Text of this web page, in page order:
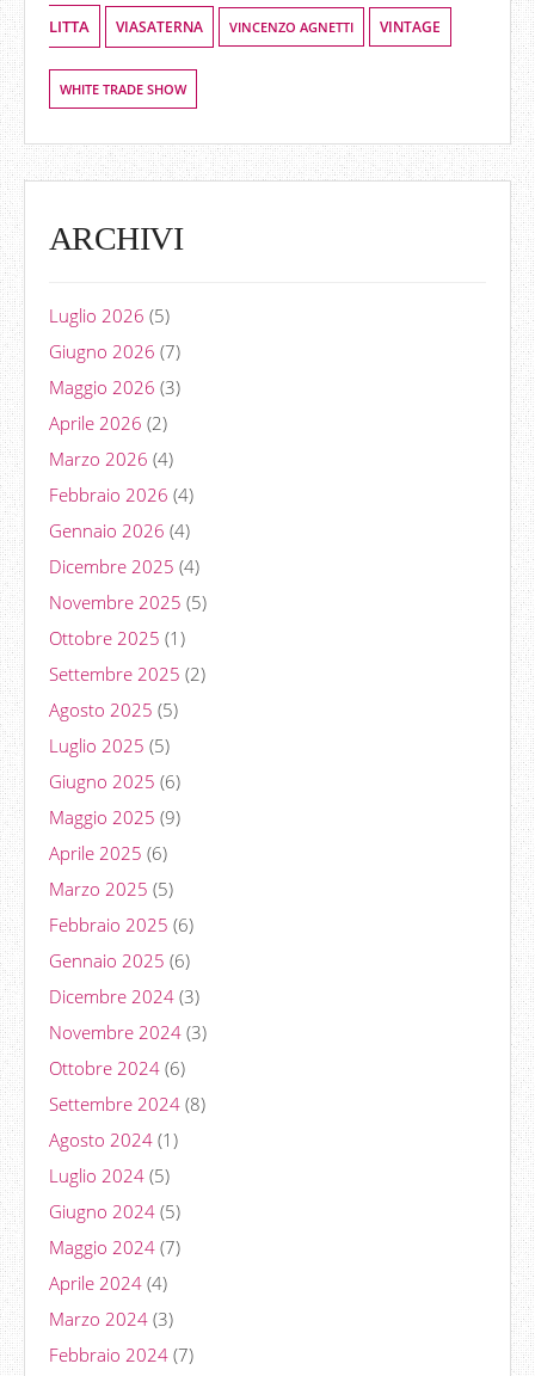
LITTA VIASATERNA VINCENZO AGNETTI VINTAGE
WHITE TRADE SHOW
ARCHIVI
Luglio 2026 (5)
Giugno 2026 (7)
Maggio 2026 (3)
Aprile 2026 (2)
Marzo 2026 (4)
Febbraio 2026 (4)
Gennaio 2026 (4)
Dicembre 2025 (4)
Novembre 2025 (5)
Ottobre 2025 (1)
Settembre 2025 (2)
Agosto 2025 (5)
Luglio 2025 (5)
Giugno 2025 (6)
Maggio 2025 (9)
Aprile 2025 (6)
Marzo 2025 (5)
Febbraio 2025 (6)
Gennaio 2025 (6)
Dicembre 2024 (3)
Novembre 2024 (3)
Ottobre 2024 (6)
Settembre 2024 (8)
Agosto 2024 (1)
Luglio 2024 (5)
Giugno 2024 (5)
Maggio 2024 (7)
Aprile 2024 (4)
Marzo 2024 (3)
Febbraio 2024 (7)